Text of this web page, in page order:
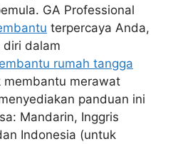
GA Professional
terpercaya Anda,
diri dalam
rumah tangga
membantu merawat
panduan ini
Mandarin, Inggris
Indonesia (untuk